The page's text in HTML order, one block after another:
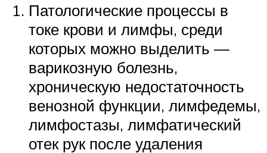
Патологические процессы в
токе крови и лимфы, среди
которых можно выделить —
варикозную болезнь,
хроническую недостаточность
венозной функции, лимфедемы,
лимфостазы, лимфатический
отек рук после удаления